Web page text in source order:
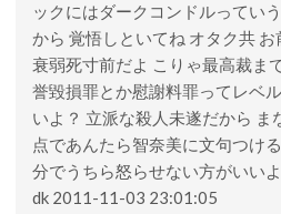
ックにはダークコンドルってい
から 覚悟しといてね オタク共
衰弱死寸前だよ こりゃ最高裁ま
誉毀損罪とか慰謝料罪ってレベ
いよ？ 立派な殺人未遂だから
点であんたら智奈美に文句つけ
分でうちら怒らせない方がいいよ
dk 2011-11-03 23:01:05